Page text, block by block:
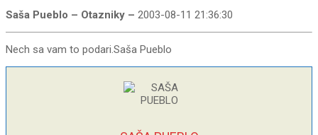
Saša Pueblo – Otazniky – 2003-08-11 21:36:30
Nech sa vam to podari.Saša Pueblo